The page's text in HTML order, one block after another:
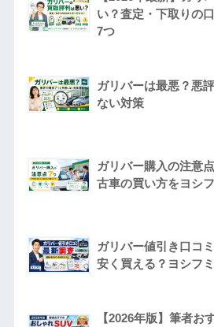
い？査定・下取りの
7つ
ガリバーは最悪？悪
ない対策
ガリバー購入の注意
古車の買い方をヨシ
ガリバー値引き口コ
安く買える？ヨシフ
【2026年版】筆者お